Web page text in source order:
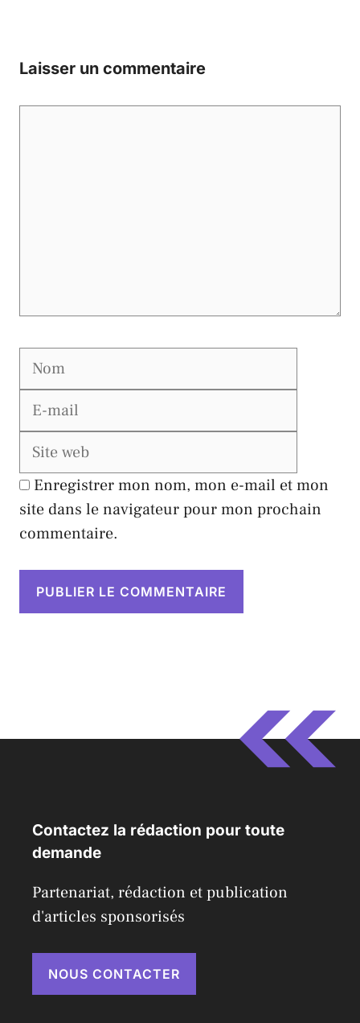
Laisser un commentaire
Nom
Enregistrer mon nom, mon e-mail et mon
site dans le navigateur pour mon prochain
commentaire.
Contactez la rédaction pour toute
demande
Partenariat, rédaction et publication
d'articles sponsorisés
NOUS CONTACTER